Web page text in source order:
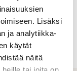
Lisäksi
ja analytiikka-
käytät
näitä